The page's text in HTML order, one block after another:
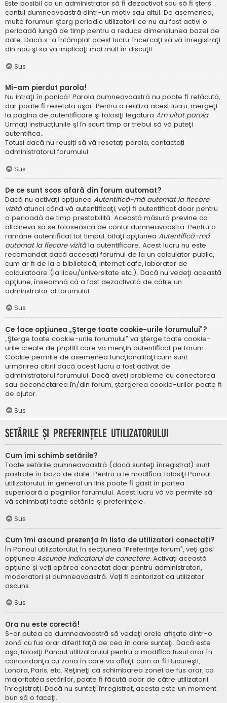
Este posibil ca un administrator să fi dezactivat sau să fi şters
contul dumneavoastră dintr-un motiv sau altul. De asemenea,
multe forumuri şterg periodic utilizatorii ce nu au fost activi o
perioadă lungă de timp pentru a reduce dimensiunea bazei de
date. Dacă s-a întâmplat acest lucru, încercaţi să vă înregistraţi
din nou şi să vă implicaţi mai mult în discuţii.
Sus
Mi-am pierdut parola!
Nu intraţi în panică! Parola dumneavoastră nu poate fi refăcută,
dar poate fi resetată uşor. Pentru a realiza acest lucru, mergeţi
la pagina de autentificare şi folosiţi legătura Am uitat parola.
Urmaţi instrucţiunile şi în scurt timp ar trebui să vă puteţi
autentifica..
Totuși dacă nu reușiți să vă resetați parola, contactați
administratorul forumului.
Sus
De ce sunt scos afară din forum automat?
Dacă nu activaţi opţiunea Autentifică-mă automat la fiecare
vizităatunci când vă autentificaţi, veţi fi autentificat doar pentru
o perioadă de timp prestabilită. Această măsură previne ca
altcineva să se folosească de contul dumneavoastră. Pentru a
rămâne autentificat tot timpul, bifaţi opţiunea Autentifică-mă
automat la fiecare vizităla autentificare. Acest lucru nu este
recomandat dacă accesaţi forumul de la un calculator public,
cum ar fi de la o bibliotecă, internet cafe, laborator de
calculatoare (la liceu/universitate etc.). Dacă nu vedeţi această
opţiune, înseamnă că a fost dezactivată de către un
adminstrator al forumului.
Sus
Ce face opţiunea „Şterge toate cookie-urile forumului”?
„Şterge toate cookie-urile forumului” va şterge toate cookie-
urile create de phpBB care vă menţin autentificat pe forum.
Cookie permite de asemenea funcţionalităţi cum sunt
urmărirea citirii dacă acest lucru a fost activat de
administratorul forumului. Dacă aveţi probleme cu conectarea
sau deconectarea în/din forum, ştergerea cookie-urilor poate fi
de ajutor.
Sus
Setările şi preferinţele utilizatorului
Cum îmi schimb setările?
Toate setările dumneavoastră (dacă sunteţi înregistrat) sunt
păstrate în baza de date. Pentru a le modifica, folosiţi Panoul
utilizatorului; în general un link poate fi găsit în partea
superioară a paginilor forumului. Acest lucru vă va permite să
vă schimbaţi toate setările şi preferinţele.
Sus
Cum îmi ascund prezența în lista de utilizatori conectați?
În Panoul utilizatorului, în secțiunea “Preferinţe forum”, veți găsi
opțiunea Ascunde indicatorul de conectare. Activați această
opțiune și veți apărea conectat doar pentru administratori,
moderatori și dumneavoastră. Veți fi contorizat ca utilizator
ascuns.
Sus
Ora nu este corectă!
S-ar putea ca dumneavoastră să vedeţi orele afişate dintr-o
zonă cu fus orar diferit faţă de cea în care sunteţi. Dacă este
aşa, folosiţi Panoul utilizatorului pentru a modifica fusul orar în
concordanţă cu zona în care vă aflaţi, cum ar fi Bucureşti,
Londra, Paris, etc. Reţineţi că schimbarea zonei de fus orar, ca
majoritatea setărilor, poate fi făcută doar de către utilizatorii
înregistraţi. Dacă nu sunteţi înregistrat, acesta este un moment
bun să o faceţi.